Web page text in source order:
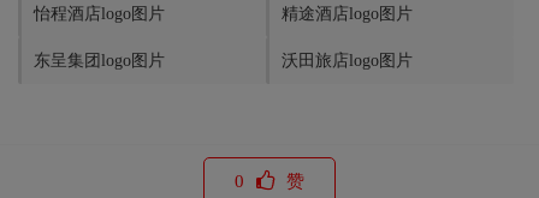
怡程酒店logo图片 精途酒店logo图片
东呈集团logo图片 沃田旅店logo图片
0 赞